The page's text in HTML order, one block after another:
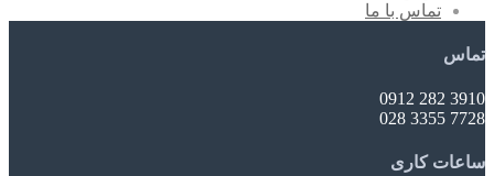
تماس با ما
تماس
3910 282 0912
7728 3355 028
ساعات کاری